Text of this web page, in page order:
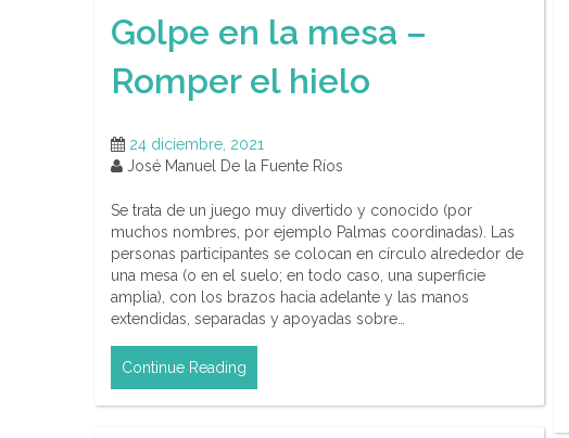
Golpe en la mesa –
Romper el hielo
24 diciembre, 2021
José Manuel De la Fuente Ríos
Se trata de un juego muy divertido y conocido (por
muchos nombres, por ejemplo Palmas coordinadas). Las
personas participantes se colocan en círculo alrededor de
una mesa (o en el suelo; en todo caso, una superficie
amplia), con los brazos hacia adelante y las manos
extendidas, separadas y apoyadas sobre…
Continue Reading